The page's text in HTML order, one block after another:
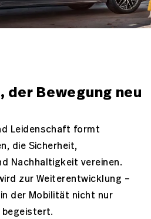
Bewegung neu
Leidenschaft formt
die Sicherheit,
Nachhaltigkeit vereinen.
zur Weiterentwicklung –
der Mobilität nicht nur